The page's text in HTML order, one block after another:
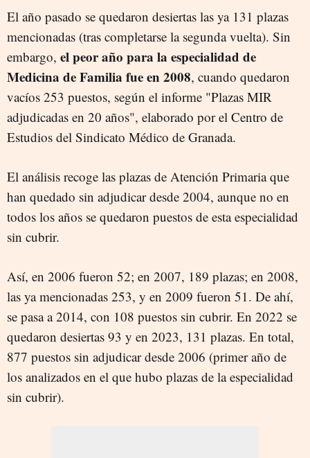
El año pasado se quedaron desiertas las ya 131 plazas
mencionadas (tras completarse la segunda vuelta). Sin
embargo, el peor año para la especialidad de
Medicina de Familia fue en 2008, cuando quedaron
vacíos 253 puestos, según el informe "Plazas MIR
adjudicadas en 20 años", elaborado por el Centro de
Estudios del Sindicato Médico de Granada.
El análisis recoge las plazas de Atención Primaria que
han quedado sin adjudicar desde 2004, aunque no en
todos los años se quedaron puestos de esta especialidad
sin cubrir.
Así, en 2006 fueron 52; en 2007, 189 plazas; en 2008,
las ya mencionadas 253, y en 2009 fueron 51. De ahí,
se pasa a 2014, con 108 puestos sin cubrir. En 2022 se
quedaron desiertas 93 y en 2023, 131 plazas. En total,
877 puestos sin adjudicar desde 2006 (primer año de
los analizados en el que hubo plazas de la especialidad
sin cubrir).